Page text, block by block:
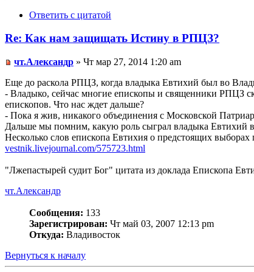
Ответить с цитатой
Re: Как нам защищать Истину в РПЦЗ?
чт.Александр » Чт мар 27, 2014 1:20 am
Еще до раскола РПЦЗ, когда владыка Евтихий был во
- Владыко, сейчас многие епископы и священники РПЦЗ
епископов. Что нас ждет дальше?
- Пока я жив, никакого объединения с Московской
Дальше мы помним, какую роль сыграл владыка Евтихий
Несколько слов епископа Евтихия о предстоящих
vestnik.livejournal.com/575723.html
"Лжепастырей судит Бог" цитата из доклада Епископа
чт.Александр
Сообщения: 133
Зарегистрирован: Чт май 03, 2007 12:13 pm
Откуда: Владивосток
Вернуться к началу